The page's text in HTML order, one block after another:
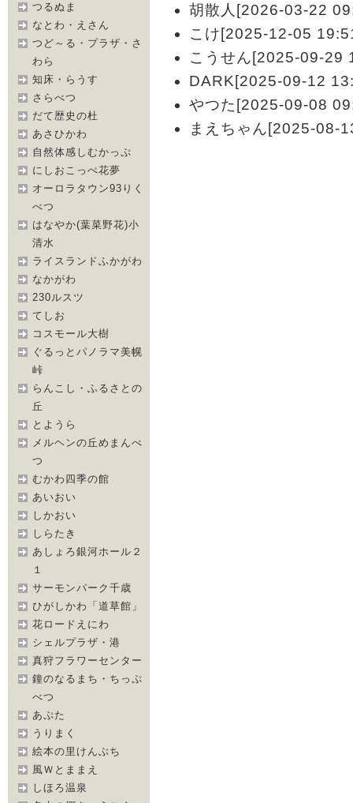
つるぬま
なとわ・えさん
つど～る・プラザ・さ
わら
知床・らうす
さらべつ
だて歴史の杜
あさひかわ
自然体感しむかっぷ
にしおこっぺ花夢
オーロラタウン93りく
べつ
はなやか(葉菜野花)小
清水
ライスランドふかがわ
なかがわ
230ルスツ
てしお
コスモール大樹
ぐるっとパノラマ美幌
峠
らんこし・ふるさとの
丘
とようら
メルヘンの丘めまんべ
つ
むかわ四季の館
あいおい
しかおい
しらたき
あしょろ銀河ホール２
１
サーモンパーク千歳
ひがしかわ「道草館」
花ロードえにわ
シェルプラザ・港
真狩フラワーセンター
鐘のなるまち・ちっぷ
べつ
あぷた
うりまく
絵本の里けんぶち
風Ｗとままえ
しほろ温泉
胡散人[2026-03-22
こけ[2025-12-05
こうせん[2025-09-29
DARK[2025-09-12
やつた[2025-09-08
まえちゃん[2025-08-